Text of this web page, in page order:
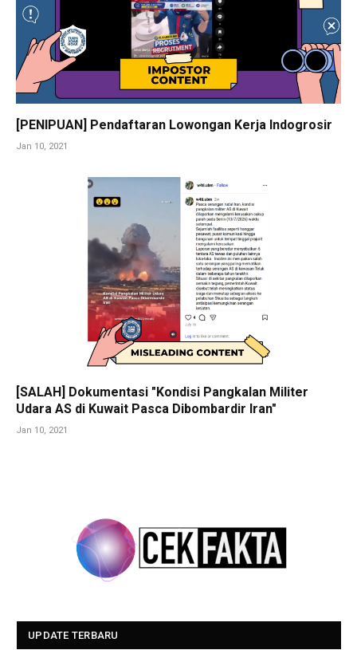
[PENIPUAN] Pendaftaran Lowongan Kerja Indogrosir
Jan 10, 2021
[SALAH] Dokumentasi "Kondisi Pangkalan Militer
Udara AS di Kuwait Pasca Dibombardir Iran"
Jan 10, 2021
UPDATE TERBARU